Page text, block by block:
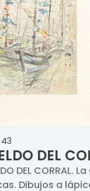
DEL
DEL CORRAL.
Dibujos a